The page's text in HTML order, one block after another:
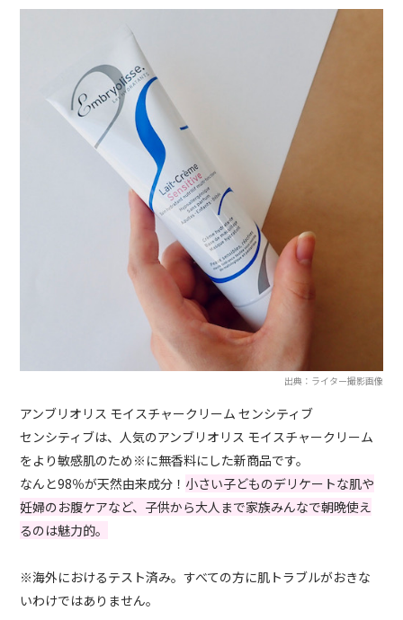
出典：ライター撮影画像
アンブリオリス モイスチャークリーム センシティブ
センシティブは、人気のアンブリオリス モイスチャークリーム
をより敏感肌のため※に無香料にした新商品です。
なんと98％が天然由来成分！ 小さい子どものデリケートな肌や
妊婦のお腹ケアなど、子供から大人まで家族みんなで朝晩使え
るのは魅力的。
※海外におけるテスト済み。すべての方に肌トラブルがおきな
いわけではありません。